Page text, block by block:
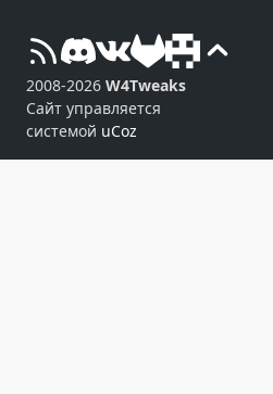
2008-2026 W4Tweaks
Сайт управляется
системой uCoz